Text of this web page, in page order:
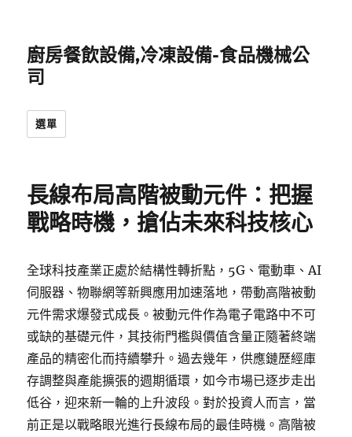
廚房餐飲設備,冷凍設備-食品機械公
司
選單
長線布局高階被動元件：把握
戰略時機，搶佔未來科技核心
全球科技產業正處於結構性轉折點，5G、電動車、AI
伺服器、物聯網等新興應用加速落地，帶動高階被動
元件需求爆發式成長。被動元件作為電子電路中不可
或缺的基礎元件，其技術門檻與價值含量正隨著終端
產品的精密化而持續攀升。過去幾年，供應鏈歷經庫
存調整與產能擴張的週期循環，如今市場已逐步走出
低谷，迎來新一輪的上升波段。對於投資人而言，當
前正是以戰略眼光進行長線布局的最佳時機。高階被